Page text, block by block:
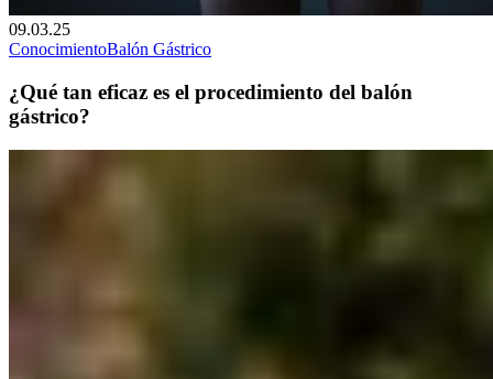
09.03.25
ConocimientoBalón Gástrico
¿Qué tan eficaz es el procedimiento del balón
gástrico?